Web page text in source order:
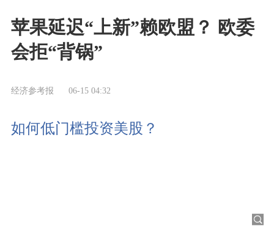
苹果延迟“上新”赖欧盟？ 欧委
会拒“背锅”
经济参考报 06-15 04:32
如何低门槛投资美股？